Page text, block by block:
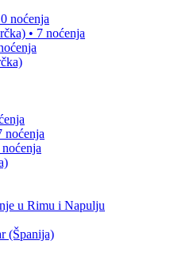
noćenja
• 7 noćenja
noćenja
u Rimu i Napulju
(Španija)